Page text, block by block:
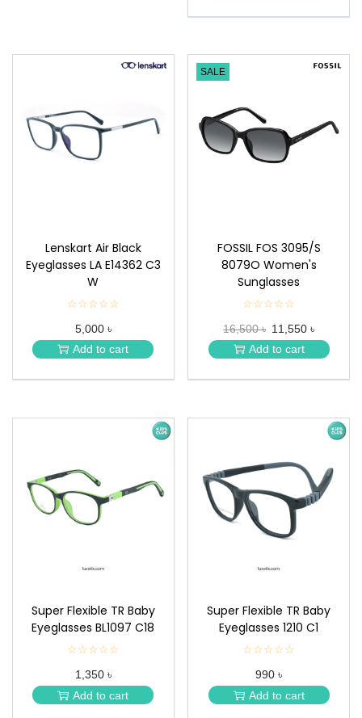
Lenskart Air Black
Eyeglasses LA E14362 C3
W
☆☆☆☆☆
★
★
★
★
5,000 ৳
Add to cart
SALE
FOSSIL FOS 3095/S
8079O Women's
Sunglasses
☆☆☆☆☆
★
★
★
★
16,500 ৳ 11,550 ৳
Add to cart
Super Flexible TR Baby
Eyeglasses BL1097 C18
☆☆☆☆☆
★
★
★
★
1,350 ৳
Add to cart
Super Flexible TR Baby
Eyeglasses 1210 C1
☆☆☆☆☆
★
★
★
990 ৳
Add to cart